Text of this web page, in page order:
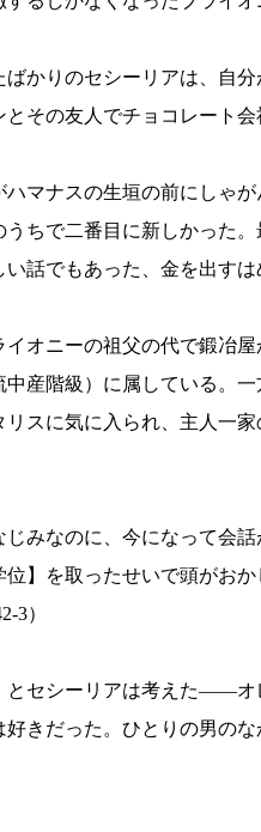
ばかりのセシーリアは、
その友人でチョコレート
ハマナスの生垣の前にし
ちで二番目に新しかった
話でもあった、金を出す
オニーの祖父の代で鍛
産階級）に属している。
スに気に入られ、主人一
じみなのに、今になって
】を取ったせいで頭がお
3）
とセシーリアは考えた——
きだった。ひとりの男の